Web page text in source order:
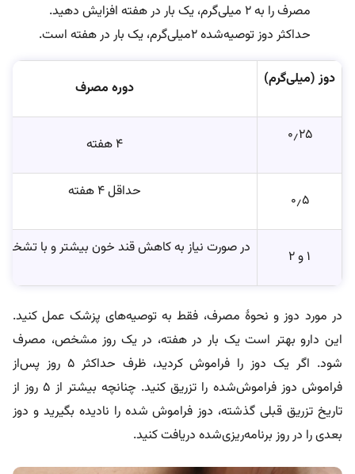
مصرف را به ۲ میلی‌گرم، یک بار در هفته افزایش دهید.
حداکثر دوز توصیه‌شده ۲میلی‌گرم، یک بار در هفته است.
دوز (میلی‌گرم) دوره مصرف
۰٫۲۵ ۴ هفته
۰٫۵ حداقل ۴ هفته
۱ و ۲ در صورت نیاز به کاهش قند خون بیشتر و با
در مورد دوز و نحوۀ مصرف، فقط به توصیه‌های پزشک عمل کنید.
این دارو بهتر است یک بار در هفته، در یک روز مشخص، مصرف
شود. اگر یک دوز را فراموش کردید، ظرف حداکثر ۵ روز پس‌از
فراموش دوز فراموش‌شده را تزریق کنید. چنانچه بیشتر از ۵ روز از
تاریخ تزریق قبلی گذشته، دوز فراموش شده را نادیده بگیرید و دوز
بعدی را در روز برنامه‌ریزی‌شده دریافت کنید.